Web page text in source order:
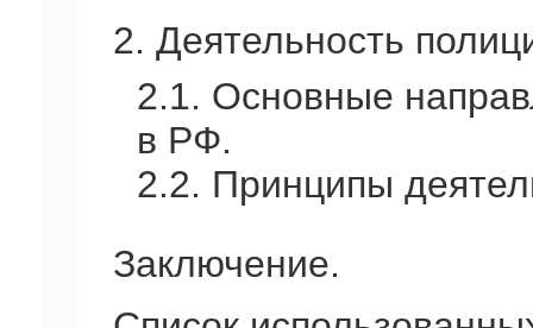
2. Деятельность
2.1. Основные
в РФ.
2.2. Принципы
Заключение.